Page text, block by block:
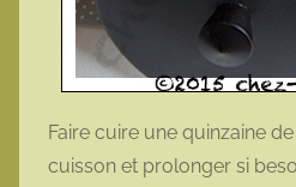
Faire cuire une quinzaine
cuisson et prolonger si